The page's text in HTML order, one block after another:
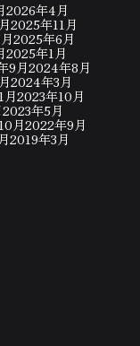
2026年4月
2025年11月
2025年6月
2025年1月
9月2024年8月
2024年3月
月2023年10月
2023年5月
月2022年9月
2019年3月